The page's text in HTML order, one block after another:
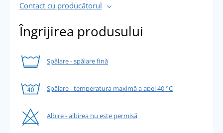
Contact cu producătorul
Îngrijirea produsului
Spălare - spălare fină
Spălare - temperatura maximă a apei 40 °C
Albire - albirea nu este permisă